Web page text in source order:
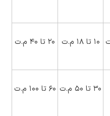
۱۰ تا ۱۸ م.ت ۲۰ تا ۴۰ م.ت
۳۰ تا ۵۰ م.ت ۶۰ تا ۱۰۰ م.ت